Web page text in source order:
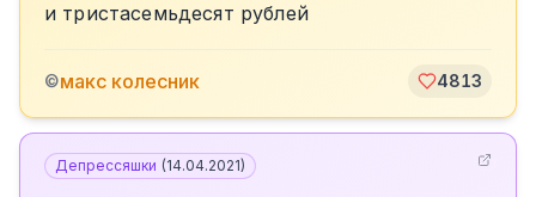
и тристасемьдесят рублей
©макс колесник 4813
Депрессяшки (14.04.2021)